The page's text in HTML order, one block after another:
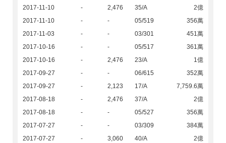
2017-11-10
- 2,476 35/A
2億
2017-11-10
- - 05/519
356萬
2017-11-03
- - 03/301
451萬
2017-10-16
- - 05/517
361萬
2017-10-16
- 2,476 23/A
1億
2017-09-27
- - 06/615
352萬
2017-09-27
- 2,123 17/A
7,759.6萬
2017-08-18
- 2,476 37/A
2億
2017-08-18
- - 05/527
356萬
2017-07-27
- - 03/309
384萬
2017-07-27
- 3,060 40/A
2億